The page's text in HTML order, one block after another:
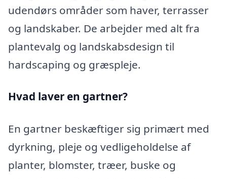
udendørs områder som haver, terrasser
og landskaber. De arbejder med alt fra
plantevalg og landskabsdesign til
hardscaping og græspleje.
Hvad laver en gartner?
En gartner beskæftiger sig primært med
dyrkning, pleje og vedligeholdelse af
planter, blomster, træer, buske og